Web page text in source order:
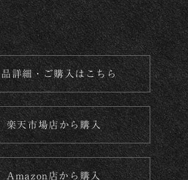
詳細・ご購入はこちら
楽天市場店から購入
Amazon店から購入